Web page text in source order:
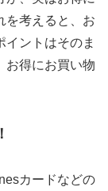
を考えると、お
ントはそのま
お得にお買い物
カードなどの